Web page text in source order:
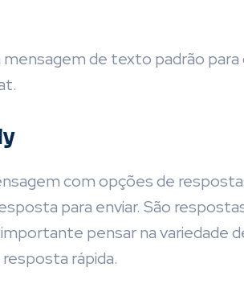
mensagem de texto padrão
com opções de
para enviar. São
pensar na variedade
rápida.